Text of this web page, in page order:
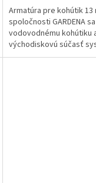
Armatúra pre kohútik 13
spoločnosti GARDENA
vodovodnému kohútiku
východiskovú súčasť
Po namontovaní